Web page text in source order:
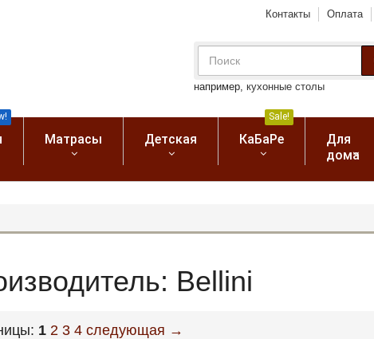
Контакты Оплата
например, кухонные столы
Матрасы Детская КаБаРе
Sale!
Для
дома
Bellini
1 2 3 4 следующая →